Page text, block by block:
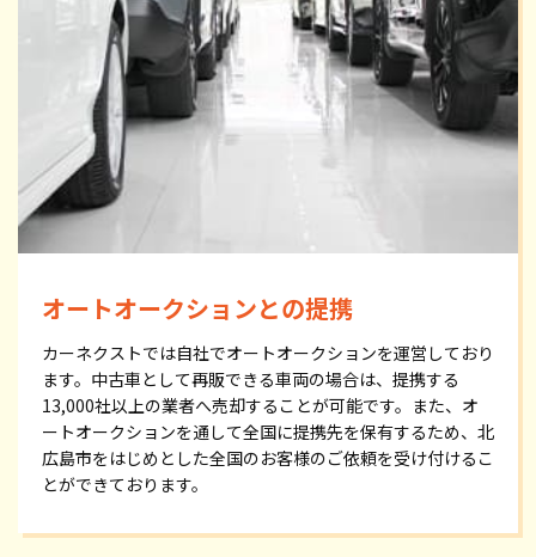
オートオークションとの提携
カーネクストでは自社でオートオークションを運営しており
ます。中古車として再販できる車両の場合は、提携する
13,000社以上の業者へ売却することが可能です。また、オ
ートオークションを通して全国に提携先を保有するため、北
広島市をはじめとした全国のお客様のご依頼を受け付けるこ
とができております。